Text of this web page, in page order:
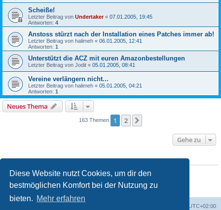
Diese Website nutzt Cookies, um dir den
bestmöglichen Komfort bei der Nutzung zu
bieten. Mehr erfahren
Scheiße!
Letzter Beitrag von Undertaker« 07.01.2005, 19:45
Antworten: 4
Anstoss stürzt nach der Installation eines Patches immer ab!
Letzter Beitrag von halimeh « 06.01.2005, 12:41
Antworten: 1
Unterstützt die ACZ mit euren Amazonbestellungen
Letzter Beitrag von Jodit « 05.01.2005, 08:41
Vereine verlängern nicht...
Letzter Beitrag von halimeh « 05.01.2005, 04:21
Antworten: 1
Neues Thema
163 Themen 1 2
Gehe zu
Du darfst
keine neuen Themen in diesem Forum erstellen.
Du darfstkeine Antworten zu Themen in diesem Forum erstellen.
Du darfst deine Beiträge in diesem Forum nicht ändern.
Du darfst deine Beiträge in diesem Forum
UTC+02:00